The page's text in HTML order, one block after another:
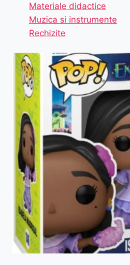
Materiale didactice
Muzica si instrumente
Rechizite